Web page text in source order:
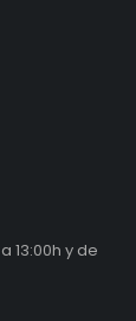
13:00h y de